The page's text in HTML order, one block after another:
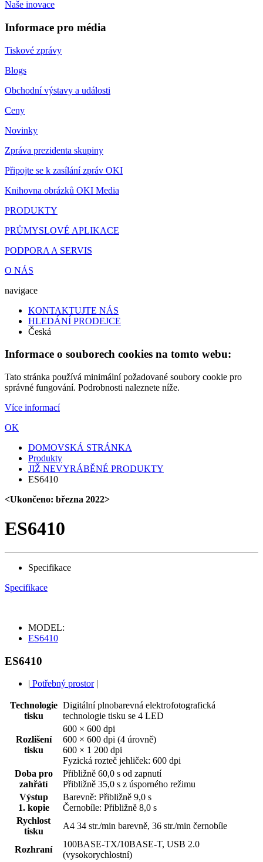
Naše inovace
Informace pro média
Tiskové zprávy
Blogs
Obchodní výstavy a události
Ceny
Novinky
Zpráva prezidenta skupiny
Připojte se k zasílání zpráv OKI
Knihovna obrázků OKI Media
PRODUKTY
PRŮMYSLOVÉ APLIKACE
PODPORA A SERVIS
O NÁS
navigace
KONTAKTUJTE NÁS
HLEDÁNÍ PRODEJCE
Česká
Informace o souborech cookies na tomto webu:
Tato stránka používá minimální požadované soubory cookie pro
správné fungování. Podrobnosti naleznete níže.
Více informací
OK
DOMOVSKÁ STRÁNKA
Produkty
JIŽ NEVYRÁBĚNÉ PRODUKTY
ES6410
<Ukončeno: března 2022>
ES6410
Specifikace
Specifikace
MODEL:
ES6410
ES6410
| Potřebný prostor|
Technologie
tisku
Digitální plnobarevná elektrofotografická
technologie tisku se 4 LED
Rozlišení
tisku
600 × 600 dpi
600 × 600 dpi (4 úrovně)
600 × 1 200 dpi
Fyzická rozteč jehliček: 600 dpi
Doba pro
zahřátí
Přibližně 60,0 s od zapnutí
Přibližně 35,0 s z úsporného režimu
Výstup
1. kopie
Barevně: Přibližně 9,0 s
Černobíle: Přibližně 8,0 s
Rychlost
tisku
A4 34 str./min barevně, 36 str./min černobíle
Rozhraní
100BASE-TX/10BASE-T, USB 2.0
(vysokorychlostní)